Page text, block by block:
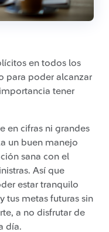
en todos los
para poder alcanzar
tener
en cifras ni grandes
un buen manejo
sana con el
Así que
estar tranquilo
tus metas futuras sin
a no disfrutar de
día.